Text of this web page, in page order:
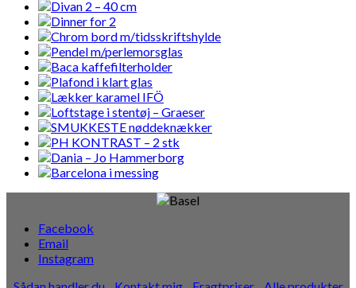
Facebook
Email
Instagram